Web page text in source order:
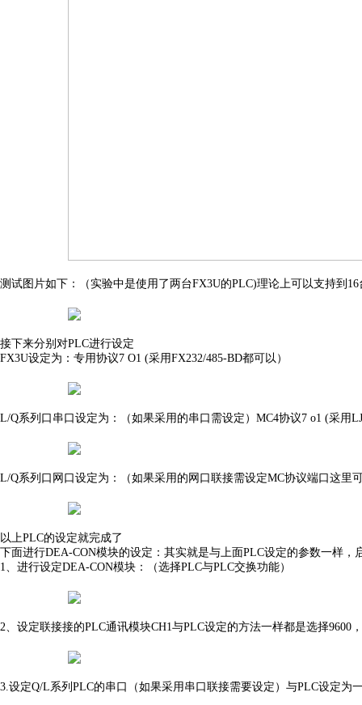
测试图片如下：（实验中是使用了两台FX3U的PLC)理论上可以支持到
接下来分别对PLC进行设定
FX3U设定为：专用协议7 O1 (采用FX232/485-BD都可以）
L/Q系列口串口设定为：（如果采用的串口需设定）MC4协议7 o1 (采用
L/Q系列口网口设定为：（如果采用的网口联接需设定MC协议端口这里
以上PLC的设定就完成了
下面进行DEA-CON模块的设定：其实就是与上面PLC设定的参数一样，
1、进行设定DEA-CON模块：（选择PLC与PLC交换功能）
2、设定联接接的PLC通讯模块CH1与PLC设定的方法一样都是选择9600
3.设定Q/L系列PLC的串口（如果采用串口联接需要设定）与PLC设定为